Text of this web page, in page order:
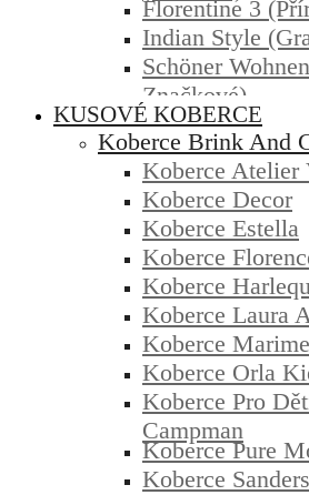
Florentine 3
Indian Style
Schöner
Značkové)
KUSOVÉ KOBERCE
Koberce Brink And
Koberce Atelier
Koberce Decor
Koberce Estella
Koberce
Koberce
Koberce Laura
Koberce
Koberce Orla
Koberce Pro
Campman
Koberce Pure
Koberce